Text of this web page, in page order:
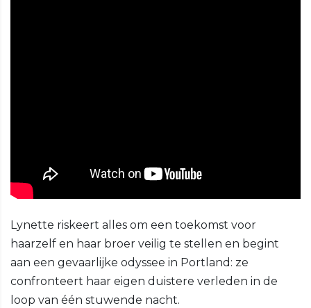
Lynette riskeert alles om een toekomst voor
haarzelf en haar broer veilig te stellen en begint
aan een gevaarlijke odyssee in Portland: ze
confronteert haar eigen duistere verleden in de
loop van één stuwende nacht.